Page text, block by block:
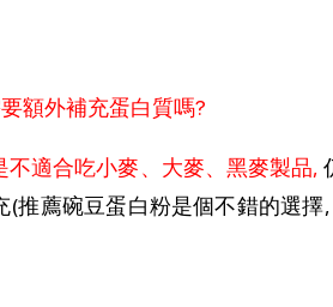
額外補充蛋白質嗎?
不適合吃小麥、大麥、黑麥製品,
(推薦碗豆蛋白粉是個不錯的選